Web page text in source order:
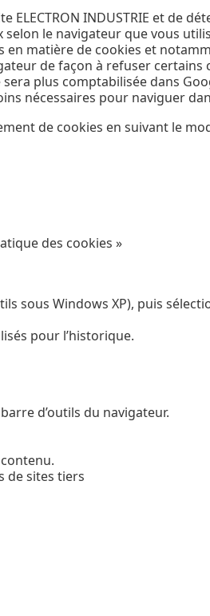
INDUSTRIE et de
selon le navigateur que vous
matière de cookies et
de façon à refuser certains
sera plus comptabilisée dans
nécessaires pour naviguer
de cookies en suivant le
des cookies »
sous Windows XP), puis
pour l’historique.
d’outils du navigateur.
de sites tiers